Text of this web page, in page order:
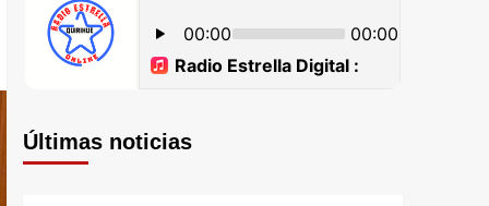
Últimas noticias